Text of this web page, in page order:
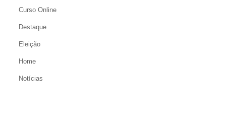
Curso Online
Destaque
Eleição
Home
Notícias